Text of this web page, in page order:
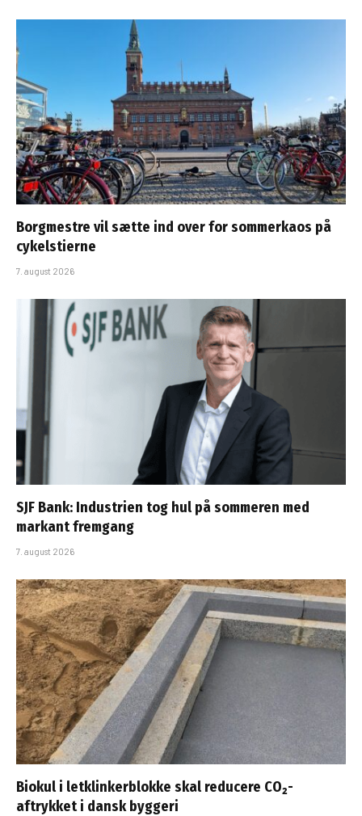
Borgmestre vil sætte ind over for sommerkaos på
cykelstierne
7. august 2026
SJF Bank: Industrien tog hul på sommeren med
markant fremgang
7. august 2026
Biokul i letklinkerblokke skal reducere CO₂-
aftrykket i dansk byggeri